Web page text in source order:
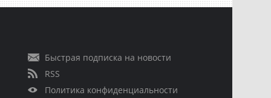
Быстрая подписка на новости
RSS
Политика конфиденциальности